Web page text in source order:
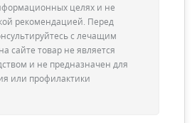
целях и не
рекомендацией. Перед
с лечащим
сайте товар не является
и не предназначен для
или профилактики